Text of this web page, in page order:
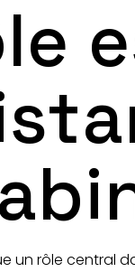
un rôle central